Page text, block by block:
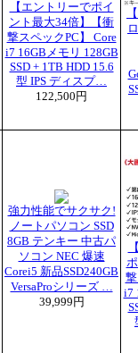
【エントリーでポイ
ント最大34倍】【衝
撃スペックPC】 Core
i7 16GBメモリ 128GB
SSD + 1TB HDD 15.6
型 IPS ディスプ…
122,500円
強力性能でサクサク!
ノートパソコン SSD
8GB テンキー 中古パ
ソコン NEC 爆速
Corei5 新品SSD240GB
VersaProシリーズ …
39,999円
i7